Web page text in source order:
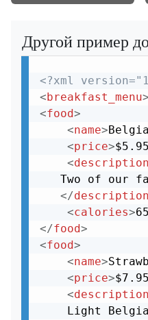
Другой пример
<?xml
< breakfast_menu>
<food>
<name>
<price>$5.95
<description
Two of our
</description
<calories>
</food>
<food>
<name>
<price>$7.95
<description
Light